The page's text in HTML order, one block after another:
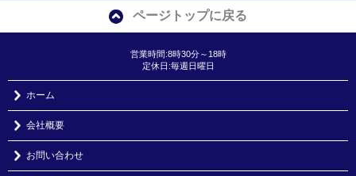
ページトップに戻る
営業時間:8時30分～18時
定休日:毎週日曜日
ホーム
会社概要
お問い合わせ